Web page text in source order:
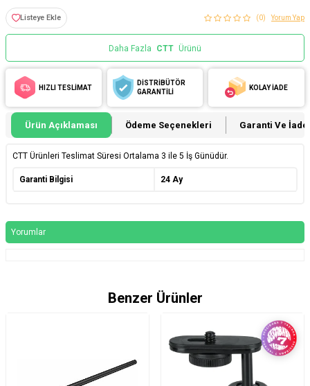
Listeye Ekle (0) Yorum Yap
Daha Fazla CTT Ürünü
HIZLI TESLİMAT
DİSTRİBÜTÖR
GARANTİLİ
KOLAY İADE
Ürün Açıklaması Ödeme Seçenekleri Garanti Ve İade
CTT Ürünleri Teslimat Süresi Ortalama 3 ile 5 İş Günüdür.
Garanti Bilgisi 24 Ay
Yorumlar
Benzer Ürünler